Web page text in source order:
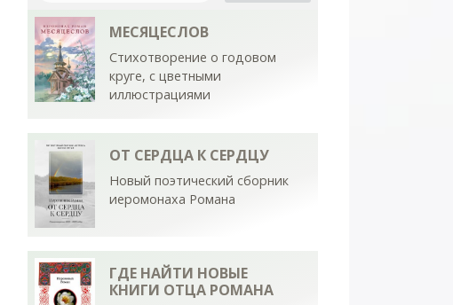
МЕСЯЦЕСЛОВ
Стихотворение о годовом
круге, с цветными
иллюстрациями
ОТ СЕРДЦА К СЕРДЦУ
Новый поэтический сборник
иеромонаха Романа
ГДЕ НАЙТИ НОВЫЕ
КНИГИ ОТЦА РОМАНА